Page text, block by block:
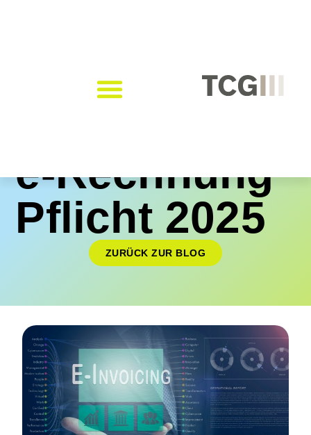
e-Rechnung
Pflicht 2025
ZURÜCK ZUR BLOG